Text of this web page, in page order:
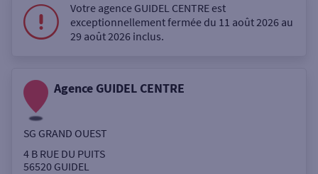
Autour de moi
Rue
Votre agence GUIDEL CENTRE est
exceptionnellement fermée du 11 août 2026 au
29 août 2026 inclus.
Agence GUIDEL CENTRE
SG GRAND OUEST
4 B RUE DU PUITS
56520 GUIDEL